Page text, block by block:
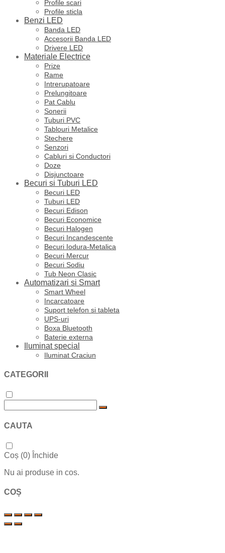
Profile scari
Profile sticla
Benzi LED
Banda LED
Accesorii Banda LED
Drivere LED
Materiale Electrice
Prize
Rame
Intrerupatoare
Prelungitoare
Pat Cablu
Sonerii
Tuburi PVC
Tablouri Metalice
Stechere
Senzori
Cabluri si Conductori
Doze
Disjunctoare
Becuri si Tuburi LED
Becuri LED
Tuburi LED
Becuri Edison
Becuri Economice
Becuri Halogen
Becuri Incandescente
Becuri Iodura-Metalica
Becuri Mercur
Becuri Sodiu
Tub Neon Clasic
Automatizari si Smart
Smart Wheel
Incarcatoare
Suport telefon si tableta
UPS-uri
Boxa Bluetooth
Baterie externa
Iluminat special
Iluminat Craciun
CATEGORII
CAUTA
Coș (0) Închide
Nu ai produse in cos.
COȘ